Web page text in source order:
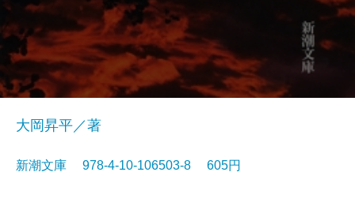
大岡昇平／著
新潮文庫 978-4-10-106503-8 605円